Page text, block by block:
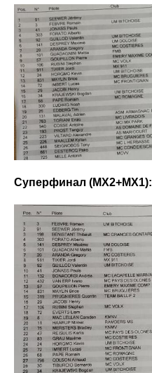
Суперфинал (МХ2+МХ1):